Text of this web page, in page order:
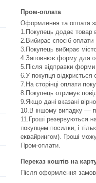
Пром-оплата
Оформлення та оплата
1.Покупець додає товар
2.Вибирає спосіб
3.Покупець вибирає
4.Заповнює форму для
5.Після відправки
6.У покупця відкриється
7.На сторінці оплати
8.Покупець отримує
9.Якщо дані вказані
10.В іншому випадку —
11.Гроші резервуються
покупцем посилки, і
еквайрингом). Гроші
Пром-оплати.
Переказ коштів на
Після оформлення